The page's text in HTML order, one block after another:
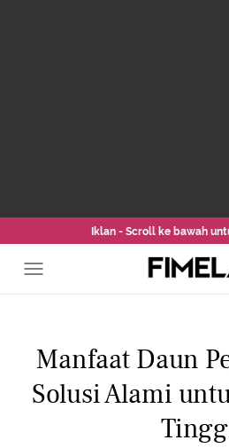
Iklan - Scroll ke bawah
Manfaat Daun
Solusi Alami